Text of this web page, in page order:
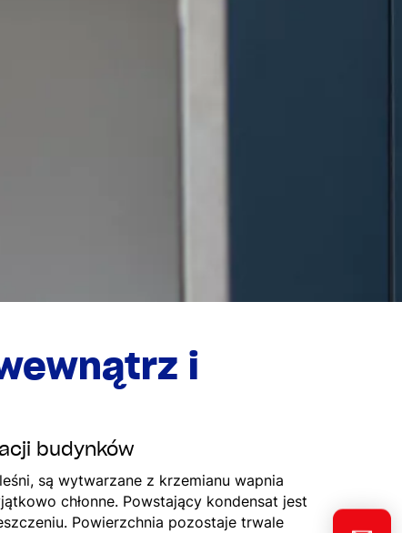
i
budynków
są wytwarzane z krzemianu wapnia
chłonne. Powstający kondensat jest
Powierzchnia pozostaje trwale